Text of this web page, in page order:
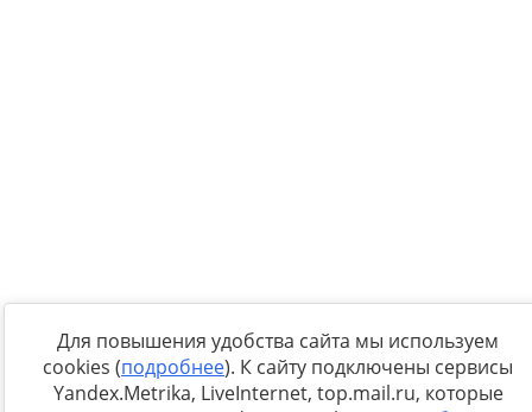
Для повышения удобства сайта мы используем
cookies (подробнее). К сайту подключены сервисы
Yandex.Metrika, LiveInternet, top.mail.ru, которые